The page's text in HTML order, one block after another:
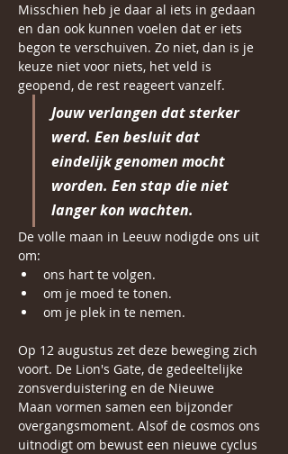
Misschien heb je daar al iets in gedaan
en dan ook kunnen voelen dat er iets
begon te verschuiven. Zo niet, dan is je
keuze niet voor niets, het veld is
geopend, de rest reageert vanzelf.
Jouw verlangen dat sterker
werd. Een besluit dat
eindelijk genomen mocht
worden. Een stap die niet
langer kon wachten.
De volle maan in Leeuw nodigde ons uit
om:
ons hart te volgen.
om je moed te tonen.
om je plek in te nemen.
Op 12 augustus zet deze beweging zich
voort. De Lion's Gate, de gedeeltelijke
zonsverduistering en de Nieuwe
Maan vormen samen een bijzonder
overgangsmoment. Alsof de cosmos ons
uitnodigt om bewust een nieuwe cyclus